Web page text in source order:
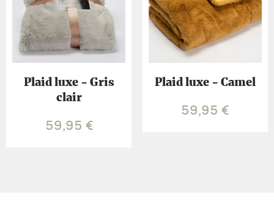
Plaid luxe - Gris
clair
59,95 €
Plaid luxe - Camel
59,95€